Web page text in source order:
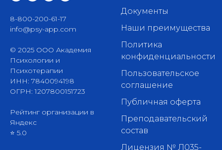
8-800-200-61-17
info@psy-app.com
© 2025 ООО Академия
Психологии и
Психотерапии
ИНН: 7840094198
ОГРН: 1207800151723
Рейтинг организации в
Яндекс
⭐ 5.0
Документы
Наши преимущества
Политика
конфиденциальности
Пользовательское
соглашение
Публичная оферта
Преподавательский
состав
Лицензия № Л035-